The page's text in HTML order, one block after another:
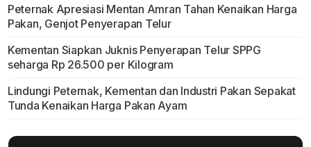
Peternak Apresiasi Mentan Amran Tahan Kenaikan Harga
Pakan, Genjot Penyerapan Telur
Kementan Siapkan Juknis Penyerapan Telur SPPG
seharga Rp 26.500 per Kilogram
Lindungi Peternak, Kementan dan Industri Pakan Sepakat
Tunda Kenaikan Harga Pakan Ayam